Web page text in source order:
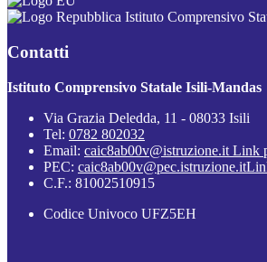
Istituto Comprensivo
Contatti
Istituto Comprensivo Statale Isili-Mandas
Via Grazia Deledda, 11 - 08033 Isili
Tel: 0782 802032
Email: caic8ab00v@istruzione.it Link
PEC: caic8ab00v@pec.istruzione.it
C.F.: 81002510915
Codice Univoco UFZ5EH